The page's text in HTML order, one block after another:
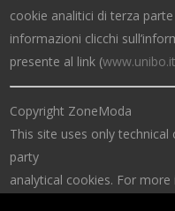
cookie analitici di terza
informazioni clicchi
presente al link (
Copyright ZoneModa
This site uses only
party
analytical cookies. For